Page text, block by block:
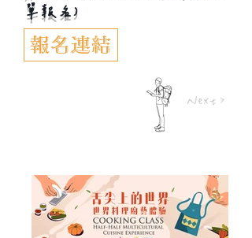
單報名)
報名連結
Next >